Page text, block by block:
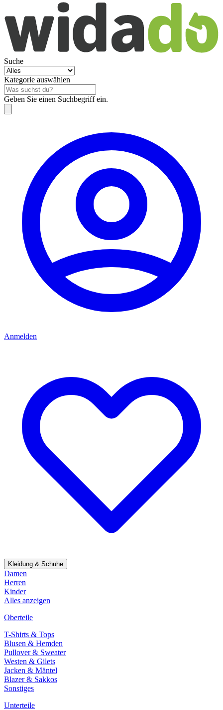
Suche
Kategorie auswählen
Geben Sie einen Suchbegriff ein.
Anmelden
Kleidung & Schuhe
Damen
Herren
Kinder
Alles anzeigen
Oberteile
T-Shirts & Tops
Blusen & Hemden
Pullover & Sweater
Westen & Gilets
Jacken & Mäntel
Blazer & Sakkos
Sonstiges
Unterteile